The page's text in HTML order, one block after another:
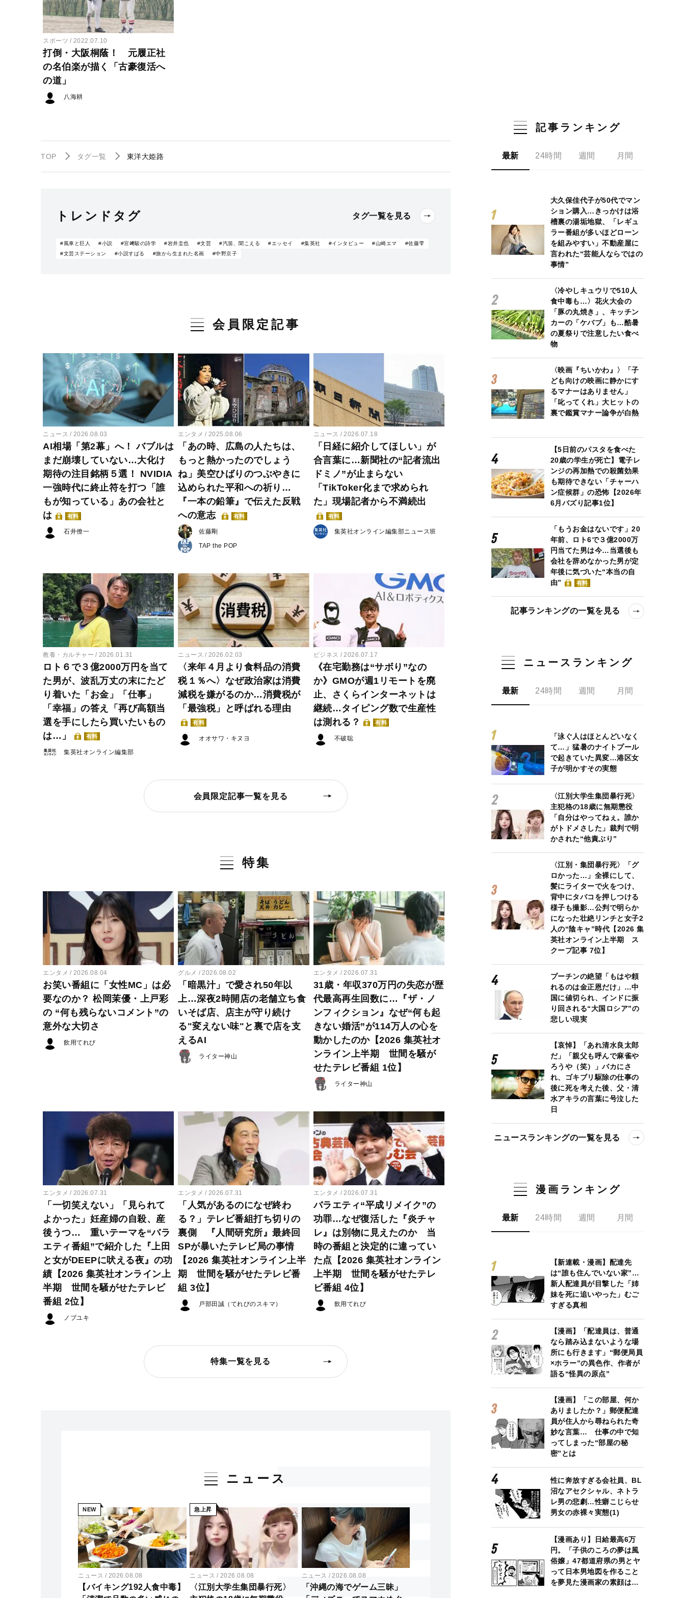
スポーツ 2022.07.10
打倒・大阪桐蔭！ 元履正社
の名伯楽が描く「古豪復活へ
の道」
八海耕
TOP タグ一覧 東洋大姫路
トレンドタグ タグ一覧を見る
#風車と巨人 #小説 #宮﨑駿の詩学 #岩井圭也 #文芸 #汽笛、聞こえる #エッセイ #集英社 #インタビュー #山崎エマ
#佐藤雫
#文芸ステーション
#小説すばる #旅から生まれた名画 #中野京子
会員限定記事
ニュース 2026.08.03
AI相場「第2幕」へ！ バブルは
まだ崩壊していない…大化け
期待の注目銘柄５選！ NVIDIA
一強時代に終止符を打つ「誰
もが知っている」あの会社と
は
有料
石井僚一
エンタメ 2025.08.06
「あの時、広島の人たちは、
もっと熱かったのでしょう
ね」美空ひばりのつぶやきに
込められた平和への祈り…
『一本の鉛筆』で伝えた反戦
への意志
有料
佐藤剛
TAP the POP
ニュース 2026.07.18
「日経に紹介してほしい」が
合言葉に…新聞社の“記者流出
ドミノ”が止まらない
「TikToker化まで求められ
た」現場記者から不満続出
有料
集英社オンライン編集部ニュース班
教養・カルチャー 2026.01.31
ロト６で３億2000万円を当て
た男が、波乱万丈の末にたど
り着いた「お金」「仕事」
「幸福」の答え「再び高額当
選を手にしたら買いたいもの
は…」
有料
集英社オンライン編集部
ニュース 2026.02.03
〈来年４月より食料品の消費
税１％へ〉なぜ政治家は消費
減税を嫌がるのか…消費税が
「最強税」と呼ばれる理由
有料
オオサワ・キヌヨ
ビジネス 2026.07.17
《在宅勤務は“サボり”なの
か》GMOが週1リモートを廃
止、さくらインターネットは
継続…タイピング数で生産性
は測れる？
有料
不破聡
会員限定記事一覧を見る
特集
エンタメ 2026.08.04
お笑い番組に「女性MC」は必
要なのか？ 松岡茉優・上戸彩
の “何も残らないコメント”の
意外な大切さ
飲用てれび
グルメ 2026.08.02
「暗黒汁」で愛され50年以
上…深夜2時開店の老舗立ち食
いそば店、店主が守り続け
る"変えない味"と裏で店を支
えるAI
ライター神山
エンタメ 2026.07.31
31歳・年収370万円の失恋が歴
代最高再生回数に…『ザ・ノ
ンフィクション』なぜ“何も起
きない婚活”が114万人の心を
動かしたのか【2026 集英社オ
ンライン上半期 世間を騒が
せたテレビ番組 1位】
ライター神山
エンタメ 2026.07.31
「一切笑えない」「見られて
よかった」妊産婦の自殺、産
後うつ… 重いテーマを“バラ
エティ番組”で紹介した『上田
と女がDEEPに吠える夜』の功
績【2026 集英社オンライン上
半期 世間を騒がせたテレビ
番組 2位】
ノブユキ
エンタメ 2026.07.31
「人気があるのになぜ終わ
る？」テレビ番組打ち切りの
裏側 『人間研究所』最終回
SPが暴いたテレビ局の事情
【2026 集英社オンライン上半
期 世間を騒がせたテレビ番
組 3位】
戸部田誠（てれびのスキマ）
エンタメ 2026.07.31
バラエティ“平成リメイク”の
功罪…なぜ復活した『炎チャ
レ』は別物に見えたのか 当
時の番組と決定的に違ってい
た点【2026 集英社オンライン
上半期 世間を騒がせたテレ
ビ番組 4位】
飲用てれび
特集一覧を見る
ニュース
NEW
ニュース 2026.08.08
【バイキング192人食中毒】
急上昇
ニュース 2026.08.08
〈江別大学生集団暴行死〉
ニュース 2026.08.08
「沖縄の海でゲーム三昧」
記事ランキング
最新 24時間 週間 月間
大久保佳代子が50代でマン
ション購入…きっかけは浴
槽裏の湯垢地獄、「レギュ
ラー番組が多いほどローン
を組みやすい」不動産屋に
言われた“芸能人ならではの
事情”
〈冷やしキュウリで510人
食中毒も…〉花火大会の
「豚の丸焼き」、キッチン
カーの「ケバブ」も…酷暑
の夏祭りで注意したい食べ
物
〈映画『ちいかわ』〉「子
ども向けの映画に静かにす
るマナーはありません」
「叱ってくれ」大ヒットの
裏で鑑賞マナー論争が白熱
【5日前のパスタを食べた
20歳の学生が死亡】電子レ
ンジの再加熱での殺菌効果
も期待できない「チャーハ
ン症候群」の恐怖【2026年
6月バズり記事1位】
「もうお金はないです」20
年前、ロト6で３億2000万
円当てた男は今…当選後も
会社を辞めなかった男が定
年後に気づいた“本当の自
由”
有料
記事ランキングの一覧を見る
ニュースランキング
最新 24時間 週間 月間
「泳ぐ人はほとんどいなく
て…」猛暑のナイトプール
で起きていた異変…港区女
子が明かすその実態
〈江別大学生集団暴行死〉
主犯格の18歳に無期懲役
「自分はやってねぇ。誰か
がトドメさした」裁判で明
かされた“他責ぶり”
〈江別・集団暴行死〉「グ
ロかった…」全裸にして、
髪にライターで火をつけ、
背中にタバコを押しつける
様子も撮影…公判で明らか
になった壮絶リンチと女子2
人の“陰キャ”時代【2026 集
英社オンライン上半期 ス
クープ記事 7位】
プーチンの絶望「もはや頼
れるのは金正恩だけ」…中
国に値切られ、インドに振
り回される“大国ロシア”の
悲しい現実
【哀悼】「あれ清水良太郎
だ」「親父も呼んで麻雀や
ろうや（笑）」バカにさ
れ、ゴキブリ駆除の仕事の
後に死を考えた後、父・清
水アキラの言葉に号泣した
日
ニュースランキングの一覧を見る
漫画ランキング
最新 24時間 週間 月間
【新連載・漫画】配達先
は“誰も住んでいない家”…
新人配達員が目撃した「姉
妹を死に追いやった」むご
すぎる真相
【漫画】「配達員は、普通
なら踏み込まないような場
所にも行きます」“郵便局員
×ホラー”の異色作、作者が
語る“怪異の原点”
【漫画】「この部屋、何か
ありましたか？」郵便配達
員が住人から尋ねられた奇
妙な言葉… 仕事の中で知
ってしまった“部屋の秘
密”とは
性に奔放すぎる会社員、BL
沼なアセクシャル、ネトラ
レ男の悲劇…性癖こじらせ
男女の赤裸々実態(1)
【漫画あり】日給最高6万
円。「子供のころの夢は風
俗嬢」47都道府県の男とヤ
って日本男地図を作ること
を夢見た漫画家の素顔は…